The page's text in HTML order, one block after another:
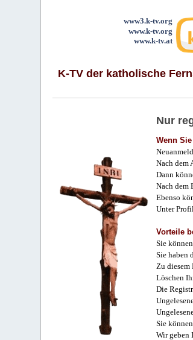
www3.k-tv.org
www.k-tv.org
www.k-tv.at
K-TV der katholische
Nur
Wenn
Nach dem
Dann
Nach dem
Ebenso
Unter
Vorteile
Sie
Sie haben
Zu diesem
Löschen
Die
Sie
Wir geben